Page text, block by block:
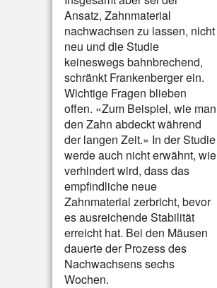
Ansatz, Zahnmaterial
nachwachsen zu lassen, nicht
neu und die Studie
keineswegs bahnbrechend,
schränkt Frankenberger ein.
Wichtige Fragen blieben
offen. «Zum Beispiel, wie man
den Zahn abdeckt während
der langen Zeit.» In der Studie
werde auch nicht erwähnt, wie
verhindert wird, dass das
empfindliche neue
Zahnmaterial zerbricht, bevor
es ausreichende Stabilität
erreicht hat. Bei den Mäusen
dauerte der Prozess des
Nachwachsens sechs
Wochen.